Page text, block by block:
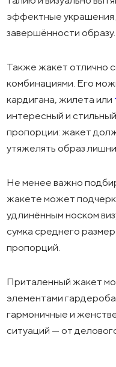
эффектные украшения
завершённости образу.
Также жакет отлично
комбинациями. Его
кардигана, жилета или
интересный и
пропорции: жакет
утяжелять образ
Не менее важно
жакете может
удлинённым носком
сумка среднего
пропорций.
Приталенный жакет
элементами
гармоничные и
ситуаций — от